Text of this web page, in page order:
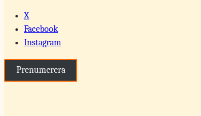
X
Facebook
Instagram
Prenumerera